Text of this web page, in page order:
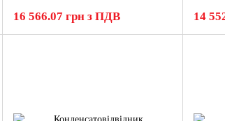
16 566.07 грн з ПДВ 14